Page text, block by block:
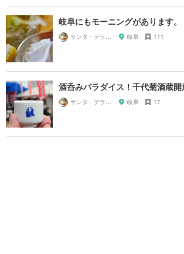
岐阜にもモーニングがあります。
サンタ・デラックス 岐阜 111
酒呑みパラダイス！千代菊酒蔵
サンタ・デラックス 岐阜 17